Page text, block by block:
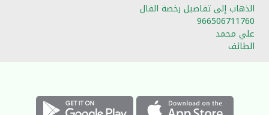
الذهاب إلى تفاصيل رخصة الفال
966506711760
علي محمد
الطائف